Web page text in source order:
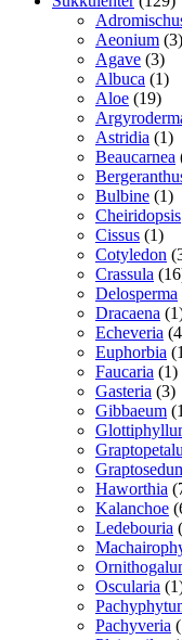
Aeonium 33
Agave 33
Albuca 11
Aloe 1919
Astridia 11
Beaucarnea
Bulbine 11
Cheiridopsis
Cissus 11
Cotyledon
Crassula 16
Delosperma
Dracaena 1
Echeveria 4
Euphorbia
Faucaria 11
Gasteria 33
Gibbaeum 1
Haworthia
Kalanchoe
Ledebouria
Oscularia 1
Pachyveria